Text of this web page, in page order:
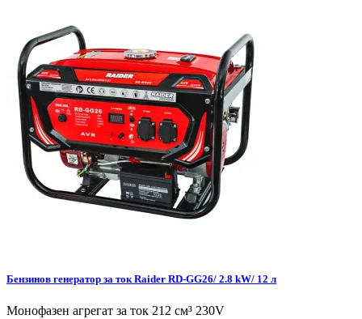
Бензинов генератор за ток Raider RD-GG26/ 2.8 kW/ 12 л
Монофазен агрегат за ток 212 см³ 230V